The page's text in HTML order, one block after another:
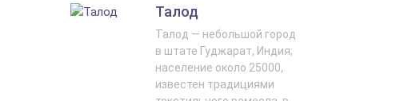
Талод
Талод — небольшой город
в штате Гуджарат, Индия;
население около 25000,
известен традициями